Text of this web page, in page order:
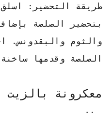
طريقة التحضير:
بتحضير الصلصة
والثوم والبقدونس.
الصلصة وقدمها
معكرونة بالزيت